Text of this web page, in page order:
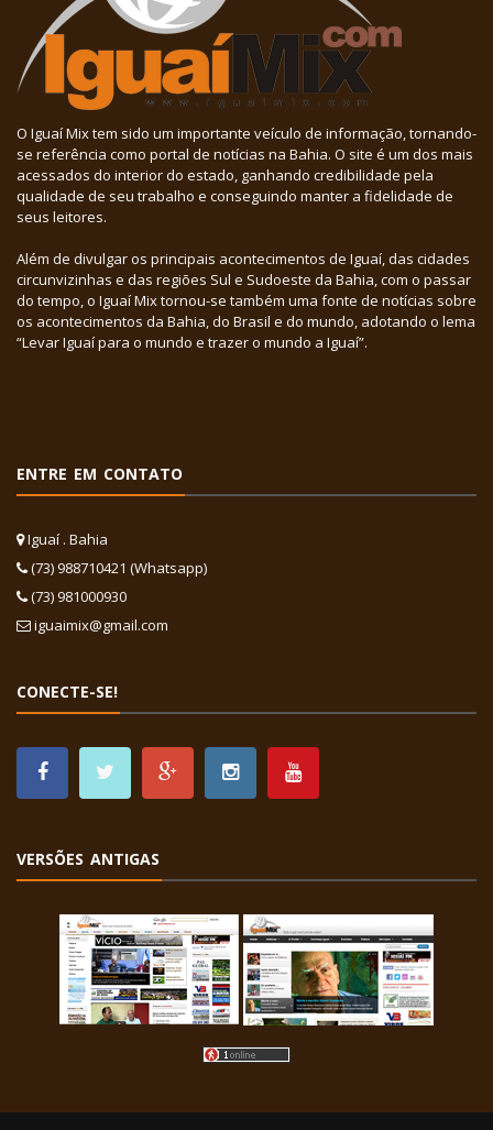
O Iguaí Mix tem sido um importante veículo de informação, tornando-
se referência como portal de notícias na Bahia. O site é um dos mais
acessados do interior do estado, ganhando credibilidade pela
qualidade de seu trabalho e conseguindo manter a fidelidade de
seus leitores.
Além de divulgar os principais acontecimentos de Iguaí, das cidades
circunvizinhas e das regiões Sul e Sudoeste da Bahia, com o passar
do tempo, o Iguaí Mix tornou-se também uma fonte de notícias sobre
os acontecimentos da Bahia, do Brasil e do mundo, adotando o lema
“Levar Iguaí para o mundo e trazer o mundo a Iguaí”.
ENTRE EM CONTATO
Iguaí . Bahia
(73) 988710421 (Whatsapp)
(73) 981000930
iguaimix@gmail.com
CONECTE-SE!
VERSÕES ANTIGAS